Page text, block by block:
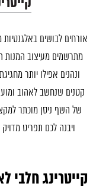
אורחים לבושים
מתרשמים מעיצוב המנות
ונהנים אפילו יותר
של השף ניסן מוכתר
ויבנה לכם תפריט
קייטרינג חלבי